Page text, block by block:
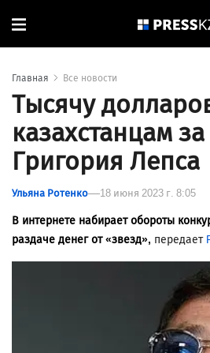
Главная Все новости
Тысячу
казахстанцам
Григория Лепса
Ульяна Ротенко 18 июня 2023 г. 8:05
В интернете набирает обороты
раздаче денег от «звезд», передает